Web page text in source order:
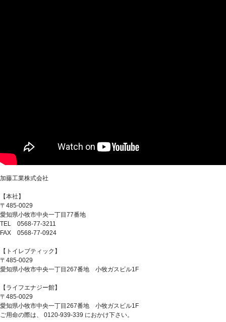
加藤工業株式会社
【本社】
〒485-0029
愛知県小牧市中央一丁目77番地
TEL 0568-77-3211
FAX 0568-77-0924
【トイレブティック】
〒485-0029
愛知県小牧市中央一丁目267番地 小牧ガスビル1F
【ライフエナジー館】
〒485-0029
愛知県小牧市中央一丁目267番地 小牧ガスビル1F
ご用命の際は、 0120-939-339 におかけ下さい。